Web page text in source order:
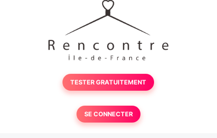
TESTER GRATUITEMENT
SE CONNECTER